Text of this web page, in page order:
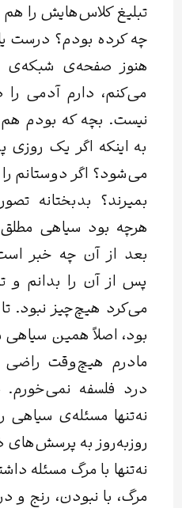
تبلیغ کلاس‌هایش را هم
چه کرده بودم؟ درست
هنوز صفحه‌ی شبکه‌ی
می‌کنم، دارم آدمی
نیست. بچه که بودم
به اینکه اگر یک روزی
می‌شود؟ اگر دوستانم را
بمیرند؟ بدبختانه
هرچه بود سیاهی
بعد از آن چه خبر
پس ‌از آن را بدانم و
می‌کرد هیچ‌چیز نبود.
بود، اصلاً همین
مادرم هیچ‌وقت
درد فلسفه
نه‌تنها مسئله‌ی سیاهی
روز‌به‌روز به پرسش‌های
نه‌تنها با مرگ مسئله
مرگ، با نبودن، رنج و